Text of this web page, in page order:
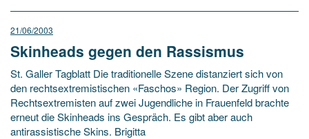
21/06/2003
Skinheads gegen den Rassismus
St. Galler Tagblatt Die traditionelle Szene distanziert sich von
den rechtsextremistischen «Faschos» Region. Der Zugriff von
Rechtsextremisten auf zwei Jugendliche in Frauenfeld brachte
erneut die Skinheads ins Gespräch. Es gibt aber auch
antirassistische Skins. Brigitta